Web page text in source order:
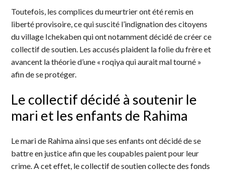
Toutefois, les complices du meurtrier ont été remis en
liberté provisoire, ce qui suscité l’indignation des citoyens
du village Ichekaben qui ont notamment décidé de créer ce
collectif de soutien. Les accusés plaident la folie du frère et
avancent la théorie d’une « roqiya qui aurait mal tourné »
afin de se protéger.
Le collectif décidé à soutenir le
mari et les enfants de Rahima
Le mari de Rahima ainsi que ses enfants ont décidé de se
battre en justice afin que les coupables paient pour leur
crime. A cet effet, le collectif de soutien collecte des fonds